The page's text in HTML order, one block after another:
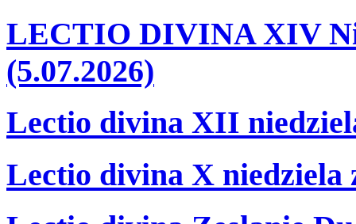
LECTIO DIVINA XIV
(5.07.2026)
Lectio divina XII
Lectio divina X niedziela